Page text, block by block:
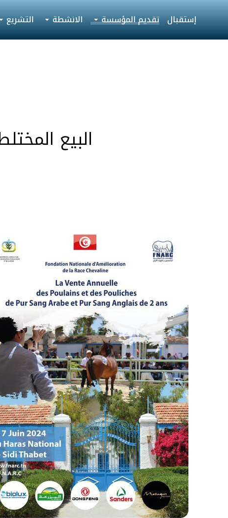
إستقبال تقديم المؤسسة الانشطة التشريع
البيع